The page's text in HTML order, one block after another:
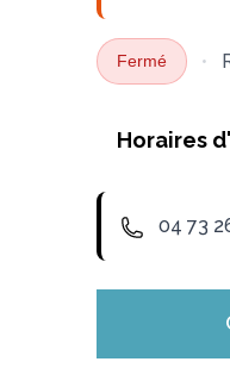
Fermé •
Horaires
Lundi
Vendredi
04 73